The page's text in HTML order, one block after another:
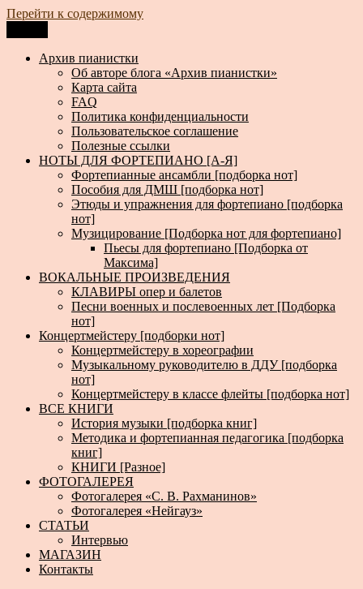
Перейти к содержимому
Архив пианистки
Всё для пианистов: ноты, книги, музыка, статьи…
Архив пианистки
Об авторе блога «Архив пианистки»
Карта сайта
FAQ
Политика конфиденциальности
Пользовательское соглашение
Полезные ссылки
НОТЫ ДЛЯ ФОРТЕПИАНО [А-Я]
Фортепианные ансамбли [подборка нот]
Пособия для ДМШ [подборка нот]
Этюды и упражнения для фортепиано [подборка
нот]
Музицирование [Подборка нот для фортепиано]
Пьесы для фортепиано [Подборка от
Максима]
ВОКАЛЬНЫЕ ПРОИЗВЕДЕНИЯ
КЛАВИРЫ опер и балетов
Песни военных и послевоенных лет [Подборка
нот]
Концертмейстеру [подборки нот]
Концертмейстеру в хореографии
Музыкальному руководителю в ДДУ [подборка
нот]
Концертмейстеру в классе флейты [подборка нот]
ВСЕ КНИГИ
История музыки [подборка книг]
Методика и фортепианная педагогика [подборка
книг]
КНИГИ [Разное]
ФОТОГАЛЕРЕЯ
Фотогалерея «С. В. Рахманинов»
Фотогалерея «Нейгауз»
СТАТЬИ
Интервью
МАГАЗИН
Контакты